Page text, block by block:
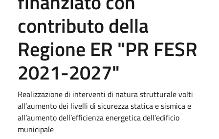
contributo della
Regione ER "PR FESR
2021-2027"
Realizzazione di interventi di natura strutturale volti
all’aumento dei livelli di sicurezza statica e sismica e
all’aumento dell’efficienza energetica dell’edificio
municipale